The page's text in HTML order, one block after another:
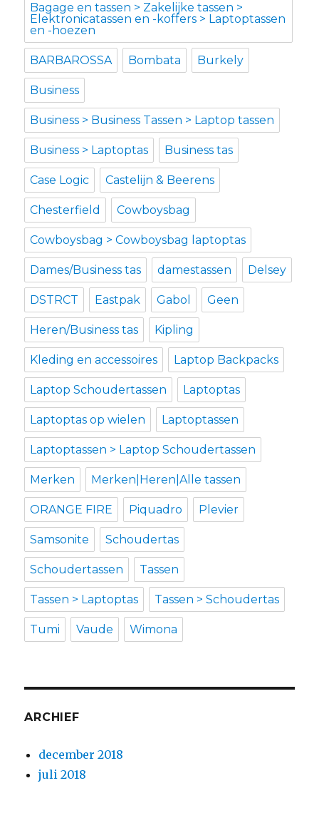
Bagage en tassen > Zakelijke tassen >
Elektronicatassen en -koffers > Laptoptassen
en -hoezen
BARBAROSSA Bombata Burkely
Business
Business > Business Tassen > Laptop tassen
Business > Laptoptas Business tas
Case Logic Castelijn & Beerens
Chesterfield Cowboysbag
Cowboysbag > Cowboysbag laptoptas
Dames/Business tas damestassen Delsey
DSTRCT Eastpak Gabol Geen
Heren/Business tas Kipling
Kleding en accessoires Laptop Backpacks
Laptop Schoudertassen Laptoptas
Laptoptas op wielen Laptoptassen
Laptoptassen > Laptop Schoudertassen
Merken Merken|Heren|Alle tassen
ORANGE FIRE Piquadro Plevier
Samsonite Schoudertas
Schoudertassen Tassen
Tassen > Laptoptas Tassen > Schoudertas
Tumi Vaude Wimona
ARCHIEF
december 2018
juli 2018